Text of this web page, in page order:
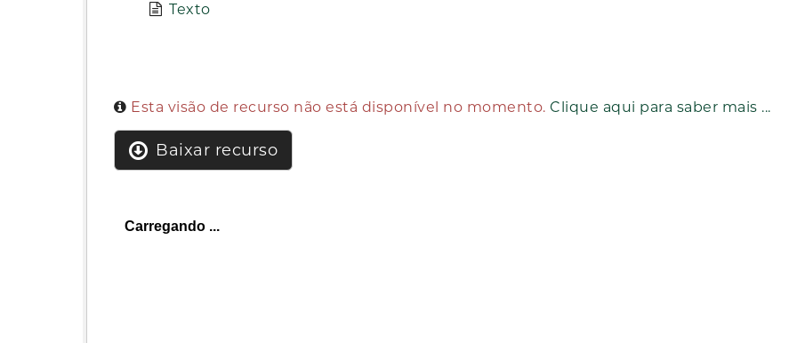
Texto
Esta visão de recurso não está disponível no momento. Clique aqui para saber mais ...
Baixar recurso